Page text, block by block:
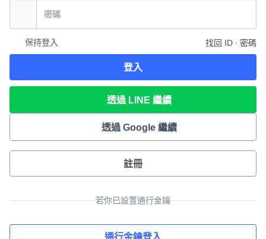
保持登入 找回 ID ∙ 密碼
登入
透過 LINE 繼續
透過 Google 繼續
註冊
若你已設置通行金鑰
通行金鑰登入